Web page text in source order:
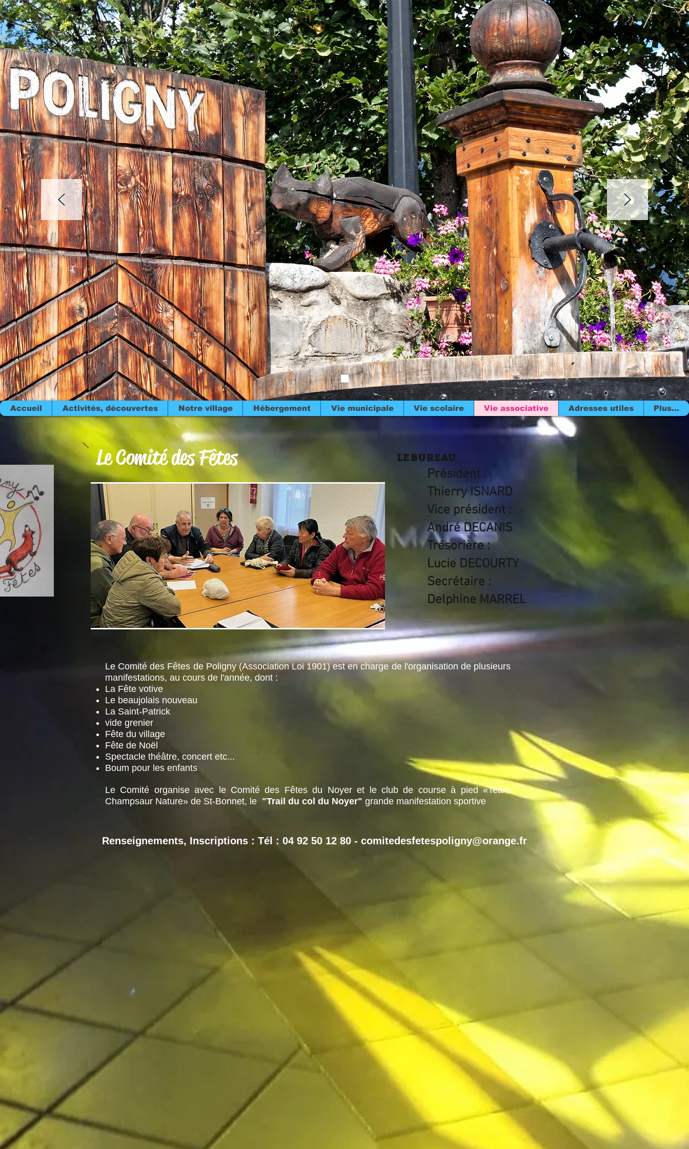
Le Comité des Fêtes
Président :
Thierry ISNARD
Vice président :
André DECANIS
Trésorière :
Lucie DECOURTY
Secrétaire :
Delphine MARREL
LE BUREAU
Le Comité des Fêtes de Poligny (Association Loi 1901) est en charge de l'organisation de plusieurs
manifestations, au cours de l'année, dont :
La Fête votive
Le beaujolais nouveau
La Saint-Patrick
vide grenier
Fête du village
Fête de Noël
Spectacle théâtre, concert etc...
Boum pour les enfants
Le Comité organise avec le Comité des Fêtes du Noyer et le club de course à pied «Team
Champsaur Nature» de St-Bonnet, le "Trail du col du Noyer" grande manifestation sportive
Renseignements, Inscriptions : Tél : 04 92 50 12 80 - comitedesfetespoligny@orange.fr
Accueil Activités, découvertes Notre village Hébergement Vie municipale Vie scolaire Vie associative Adresses utiles Plus...